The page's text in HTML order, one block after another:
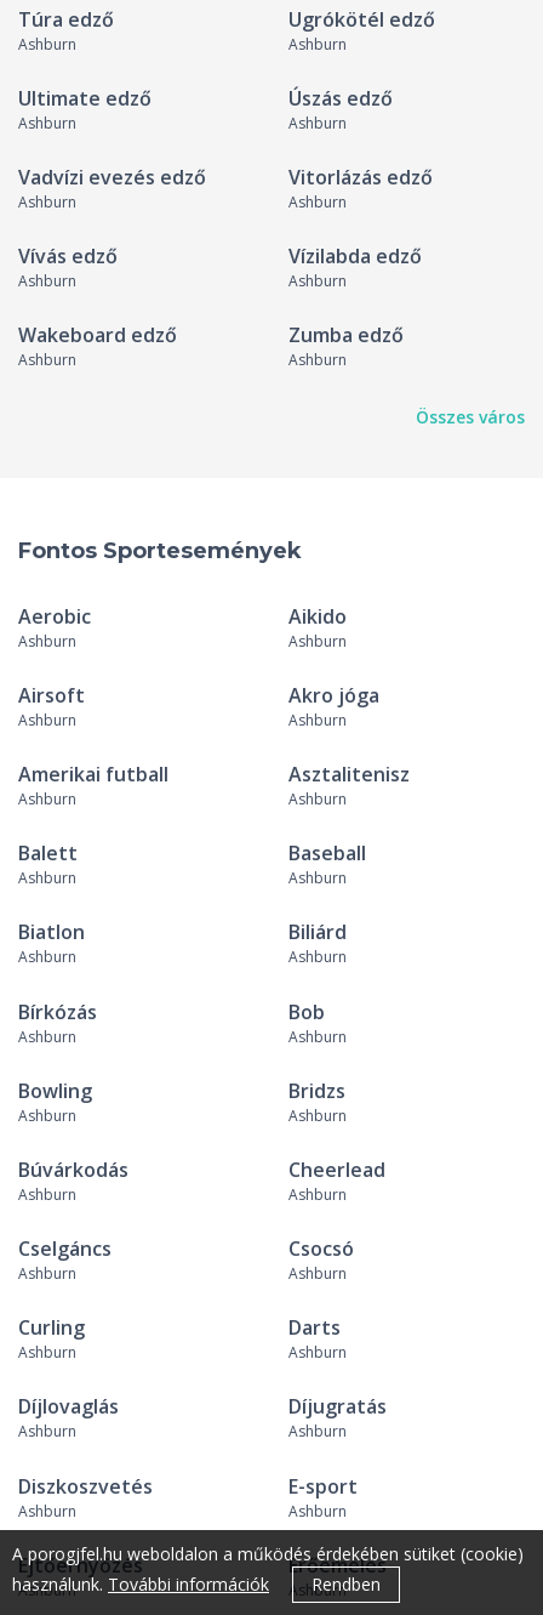
Túra edző
Ashburn
Ugrókötél edző
Ashburn
Ultimate edző
Ashburn
Úszás edző
Ashburn
Vadvízi evezés edző
Ashburn
Vitorlázás edző
Ashburn
Vívás edző
Ashburn
Vízilabda edző
Ashburn
Wakeboard edző
Ashburn
Zumba edző
Ashburn
Összes város
Fontos Sportesemények
Aerobic
Ashburn
Aikido
Ashburn
Airsoft
Ashburn
Akro jóga
Ashburn
Amerikai futball
Ashburn
Asztalitenisz
Ashburn
Balett
Ashburn
Baseball
Ashburn
Biatlon
Ashburn
Biliárd
Ashburn
Bírkózás
Ashburn
Bob
Ashburn
Bowling
Ashburn
Bridzs
Ashburn
Búvárkodás
Ashburn
Cheerlead
Ashburn
Cselgáncs
Ashburn
Csocsó
Ashburn
Curling
Ashburn
Darts
Ashburn
Díjlovaglás
Ashburn
Díjugratás
Ashburn
Diszkoszvetés
Ashburn
E-sport
Ashburn
Ejtőernyőzés
Ashburn
Erőemelés
Ashburn
A porogjfel.hu weboldalon a működés érdekében sütiket (cookie)
használunk. További információk Rendben